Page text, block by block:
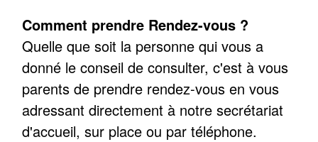
Comment prendre Rendez-vous ?
Quelle que soit la personne qui vous a
donné le conseil de consulter, c'est à vous
parents de prendre rendez-vous en vous
adressant directement à notre secrétariat
d'accueil, sur place ou par téléphone.